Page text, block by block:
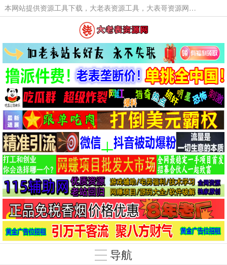
本网站提供资源工具下载，大老表资源工具，大表哥资源网软件工具，大老表资源下载，活动线报福利资源分享,活动线报，大型网游经典游戏，网络热门技术游戏辅助交流与分享。
导航